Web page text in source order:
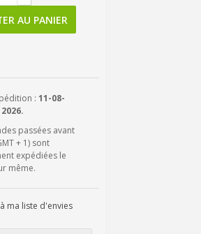
AU PANIER
: 11-08-
2026.
passées avant
+ 1) sont
expédiées le
même.
ma liste d'envies